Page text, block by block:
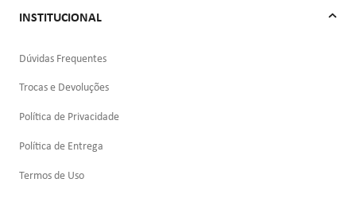
INSTITUCIONAL
Dúvidas Frequentes
Trocas e Devoluções
Política de Privacidade
Política de Entrega
Termos de Uso